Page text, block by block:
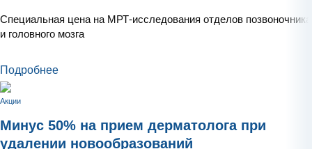
Специальная цена на МРТ-исследования отделов позвоночника
и головного мозга
Подробнее
Акции
Минус 50% на прием дерматолога при
удалении новообразований